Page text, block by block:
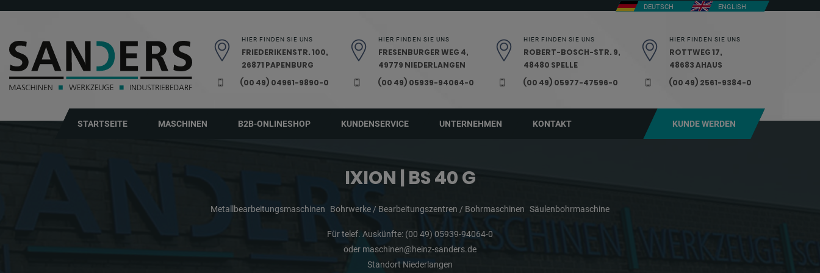
DEUTSCH ENGLISH
HIER FINDEN SIE UNS
FRIEDERIKENSTR. 100,
26871 PAPENBURG
(00 49) 04961-9890-0
HIER FINDEN SIE UNS
FRESENBURGER WEG 4,
49779 NIEDERLANGEN
(00 49) 05939-94064-0
HIER FINDEN SIE UNS
ROBERT-BOSCH-STR. 9,
48480 SPELLE
(00 49) 05977-47596-0
HIER FINDEN SIE UNS
ROTTWEG 17,
48683 AHAUS
(00 49) 2561-9384-0
STARTSEITE MASCHINEN B2B-ONLINESHOP KUNDENSERVICE UNTERNEHMEN KONTAKT KUNDE WERDEN
IXION | BS 40 G
Metallbearbeitungsmaschinen Bohrwerke / Bearbeitungszentren / Bohrmaschinen Säulenbohrmaschine
Für telef. Auskünfte: (00 49) 05939-94064-0
oder maschinen@heinz-sanders.de
Standort Niederlangen